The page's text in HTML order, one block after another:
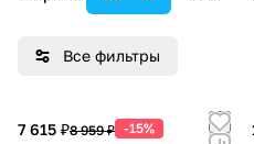
Все фильтры
7 615 ₽8 959 ₽ -15%